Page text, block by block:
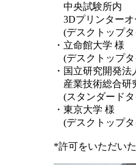
中央試験所内
3Dプリンターオ
(デスクトップタ
・立命館大学 様
(デスクトップタ
・国立研究開発法
産業技術総合研
(スタンダード
・東京大学 様
(デスクトップタ
*許可をいただい